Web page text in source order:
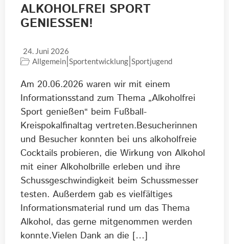
ALKOHOLFREI SPORT
GENIESSEN!
24. Juni 2026
Allgemein Sportentwicklung Sportjugend
Am 20.06.2026 waren wir mit einem
Informationsstand zum Thema „Alkoholfrei
Sport genießen“ beim Fußball-
Kreispokalfinaltag vertreten.Besucherinnen
und Besucher konnten bei uns alkoholfreie
Cocktails probieren, die Wirkung von Alkohol
mit einer Alkoholbrille erleben und ihre
Schussgeschwindigkeit beim Schussmesser
testen. Außerdem gab es vielfältiges
Informationsmaterial rund um das Thema
Alkohol, das gerne mitgenommen werden
konnte.Vielen Dank an die […]